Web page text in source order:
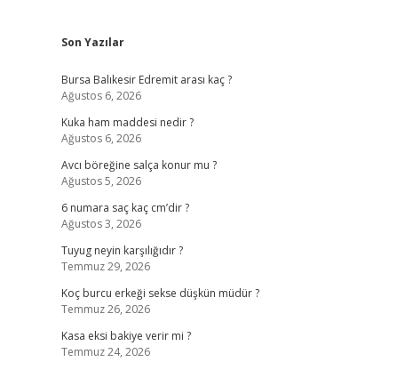
Sidebar
Son Yazılar
Bursa Balıkesir Edremit arası kaç ?
Ağustos 6, 2026
Kuka ham maddesi nedir ?
Ağustos 6, 2026
Avcı böreğine salça konur mu ?
Ağustos 5, 2026
6 numara saç kaç cm’dir ?
Ağustos 3, 2026
Tuyug neyin karşılığıdır ?
Temmuz 29, 2026
Koç burcu erkeği sekse düşkün müdür ?
Temmuz 26, 2026
Kasa eksi bakiye verir mi ?
Temmuz 24, 2026